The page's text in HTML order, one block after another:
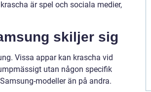
är spel och sociala medier,
skiljer sig
Vissa appar kan krascha vid
utan någon specifik
modeller än på andra.